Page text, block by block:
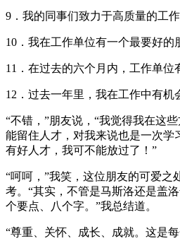
9．我的同事们致力于高质量的工作
10．我在工作单位有一个最要好的
11．在过去的六个月内，工作单位
12．过去一年里，我在工作中有机
“不错，”朋友说，“我觉得我在这
能留住人才，对我来说也是一次学
有好人才，我可不能放过了！”
“呵呵，”我笑，这位朋友的可爱之
考。“其实，不管是马斯洛还是盖
个要点、八个字。”我总结道。
“尊重、关怀、成长、成就。这是